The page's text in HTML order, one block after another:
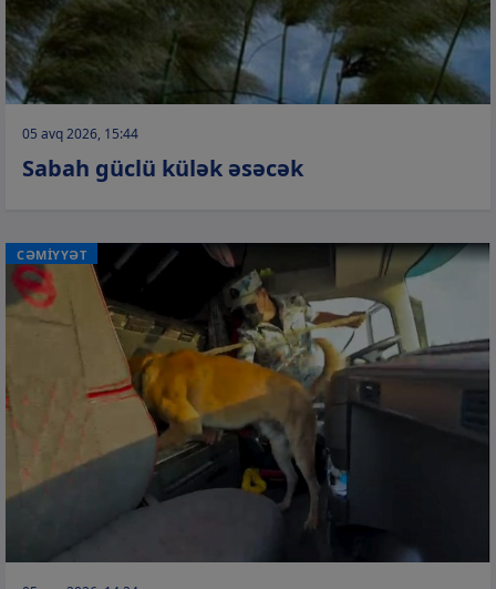
05 avq 2026, 15:44
Sabah güclü külək əsəcək
CƏMİYYƏT